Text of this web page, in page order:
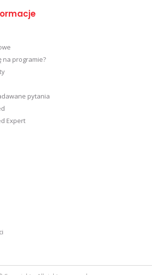
na programie?
pytania
Expert